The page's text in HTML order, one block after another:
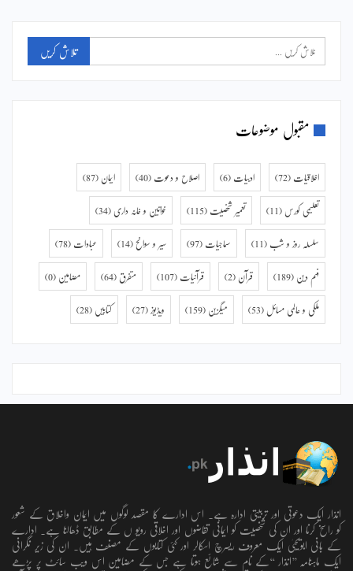
مقبول موضوعات
اخلاقیات (72) ادبیات (6) اصلاح و دعوت (40) ایمان (87)
تعلیمی کورس (11) تعمیر شخصیت (115) خواتین و خانہ داری (34)
سلسلہ روز و شب (11) سماجیات (97) سیر و سوانح (14) عبادات (78)
فہم دین (189) قرآن (2) قرآنیات (107) متفرق (64) مضامین (0)
ملکی و عالمی مسائل (53) میگزین (159) ویڈیوز (27) کتابیں (28)
انذار ایک دعوتی اور تربیتی ادارہ ہے۔ اس ادارے کا مقصد لوگوں میں ایمان واخلاق کے شعور
کو راسخ کرنا اور ان کی شخصیت کو ایمانی تقاضوں اور اخلاقی رویو ں کے مطابق ڈھالنا ہے۔ ادارے
کے بانی ابویحییٰ ایک معروف ریسرچ اسکالر اور کئی کتابوں کے مصنف ہیں۔ ان کی زیر نگرانی
ایک ماہنامہ ’’انذار ‘‘کے نام سے شائع ہوتا ہے جس کے مضامین اس ویب سائٹ پر پڑھے